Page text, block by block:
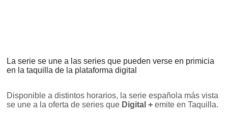
La serie se une a las series que pueden verse en primicia
en la taquilla de la plataforma digital
Disponible a distintos horarios, la serie española más vista
se une a la oferta de series que Digital + emite en Taquilla.